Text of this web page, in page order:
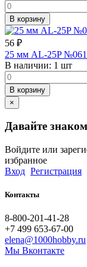
В корзину
56 ₽
25 мм AL-25P
В наличии: 1 шт
В корзину
×
Давайте
Войдите или
избранное
Вход Регистрация
Контакты
8-800-201-41-28
+7 499 653-67-00
elena@1000hobby.ru
Мы Вконтакте